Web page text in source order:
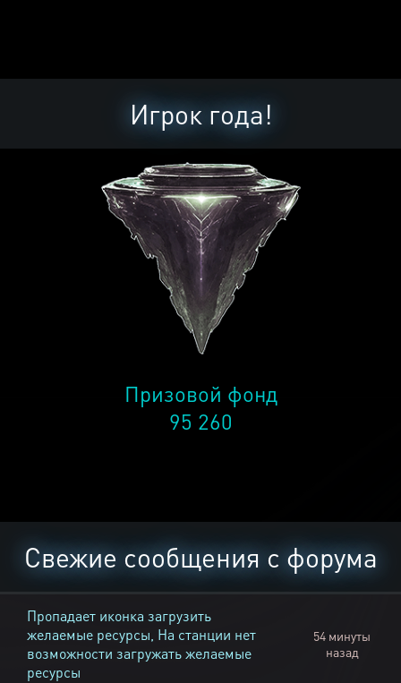
Игрок года!
Призовой фонд
95 260
Свежие сообщения с форума
Пропадает иконка загрузить
желаемые ресурсы, На станции нет
возможности загружать желаемые
ресурсы
54 минуты
назад